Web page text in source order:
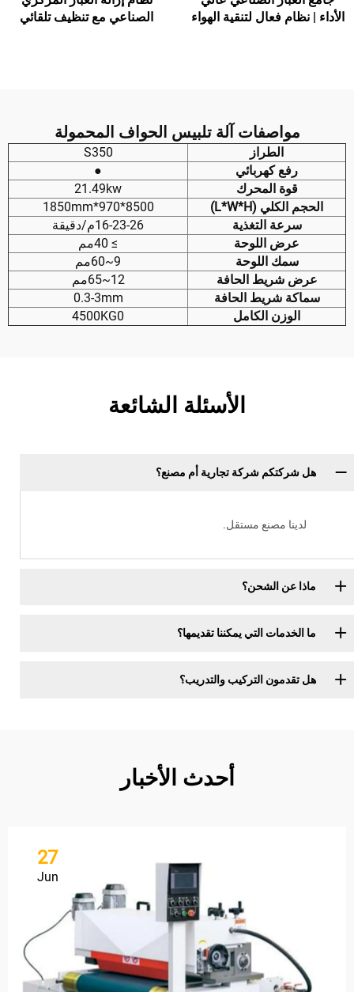
| نظام فعال لتنقية الهواء
الصناعي مع تنظيف تلقائي
مواصفات آلة تلبيس الحواف المحمولة
الطراز
S350
رفع كهربائي
قوة المحرك
21.49kw
الحجم الكلي (L*W*H)
8500*970*1850mm
سرعة التغذية
16-23-26م/دقيقة
عرض اللوحة
سمك اللوحة
عرض شريط الحافة
سماكة شريط الحافة
0.3-3mm
الوزن الكامل
4500KG0
الأسئلة الشائعة
هل شركتكم شركة تجارية أم مصنع؟
لدينا مصنع مستقل.
ماذا عن الشحن؟
ما الخدمات التي يمكننا تقديمها؟
هل تقدمون التركيب والتدريب؟
أحدث الأخبار